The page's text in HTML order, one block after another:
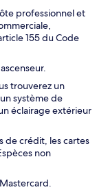
professionnel et
155 du Code
trouverez un
système de
éclairage extérieur
de crédit, les cartes
non